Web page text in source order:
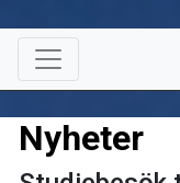
Nyheter